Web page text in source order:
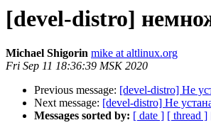
[devel-distro]
Michael Shigorin mike at altlinux.org
Fri Sep 11 18:36:39 MSK 2020
Previous message: [devel-distro] Не
Next message: [devel-distro] Не
Messages sorted by: [ date ] [ thread ]